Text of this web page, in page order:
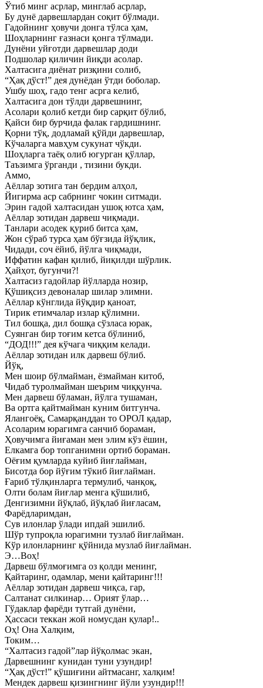
Ўтиб минг асрлар, минглаб асрлар,
Бу дунё дарвешлардан соқит бўлмади.
Гадойнинг ҳовучи донга тўлса ҳам,
Шоҳларнинг ғазнаси қонга тўлмади.
Дунёни уйғотди дарвешлар доди
Подшолар қиличин йиқди асолар.
Халтасига диёнат ризқини солиб,
“Ҳақ дўст!” дея дунёдан ўтди боболар.
Ушбу шоҳ, гадо тенг асрга келиб,
Халтасига дон тўлди дарвешнинг,
Асолари қолиб кетди бир сарқит бўлиб,
Қайси бир бурчида фалак гардишнинг.
Қорни тўқ, додламай қўйди дарвешлар,
Кўчаларга мавҳум сукунат чўкди.
Шоҳларга таёқ олиб югурган қўллар,
Таъзимга ўрганди , тизини букди.
Аммо,
Аёллар зотига тан бердим алҳол,
Йигирма аср сабрнинг чокин ситмади.
Эрин гадой халтасидан ушоқ ютса ҳам,
Аёллар зотидан дарвеш чиқмади.
Танлари асодек қуриб битса ҳам,
Жон сўраб турса ҳам бўғзида йўқлик,
Чидади, соч ёйиб, йўлга чиқмади,
Иффатин кафан қилиб, йиқилди шўрлик.
Ҳайҳот, бугунчи?!
Халтасиз гадойлар йўлларда нозир,
Қўшиқсиз девоналар шилар элимни.
Аёллар кўнглида йўқдир қаноат,
Тирик етимчалар излар қўлимни.
Тил бошқа, дил бошқа сўзласа юрак,
Суянган бир тоғим кетса бўлиниб,
“ДОД!!!” дея кўчага чиққим келади.
Аёллар зотидан илк дарвеш бўлиб.
Йўқ,
Мен шоир бўлмайман, ёзмайман китоб,
Чидаб туролмайман шеърим чиққунча.
Мен дарвеш бўламан, йўлга тушаман,
Ва ортга қайтмайман куним битгунча.
Ялангоёқ, Самарқанддан то ОРОЛ қадар,
Асоларим юрагимга санчиб бораман,
Ҳовучимга йиғаман мен элим кўз ёшин,
Елкамга бор топганимни ортиб бораман.
Оёғим қумларда куйиб йиғлайман,
Бисотда бор йўғим тўкиб йиғлайман.
Ғариб тўлқинларга термулиб, чанқоқ,
Олти болам йиғлар менга қўшилиб,
Денгизимни йўқлаб, йўқлаб йиғласам,
Фарёдларимдан,
Сув илонлар ўлади ипдай эшилиб.
Шўр тупроқла юрагимни тузлаб йиғлайман.
Кўр илонларнинг қўйнида музлаб йиғлайман.
Э…Воҳ!
Дарвеш бўлмоғимга оз қолди менинг,
Қайтаринг, одамлар, мени қайтаринг!!!
Аёллар зотидан дарвеш чиқса, гар,
Салтанат силкинар… Орият ўлар…
Гўдаклар фарёди тутгай дунёни,
Ҳассаси теккан жой номусдан қулар!..
Оҳ! Она Халқим,
Токим…
“Халтасиз гадой”лар йўқолмас экан,
Дарвешнинг кунидан туни узундир!
“Ҳақ дўст!” қўшиғини айтмасанг, халқим!
Мендек дарвеш қизингнинг йўли узундир!!!